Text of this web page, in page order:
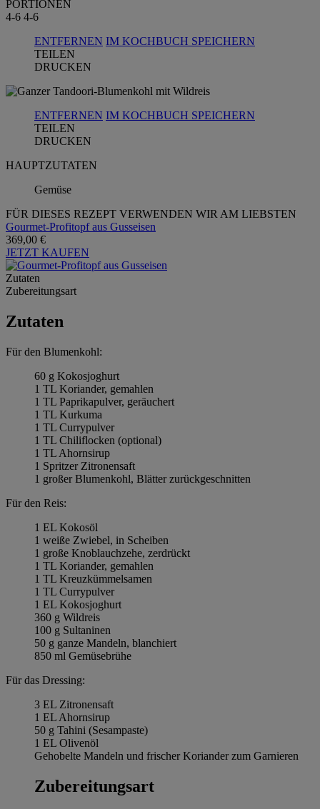
PORTIONEN
4-6 4-6
ENTFERNEN IM KOCHBUCH SPEICHERN
TEILEN
DRUCKEN
ENTFERNEN IM KOCHBUCH SPEICHERN
TEILEN
DRUCKEN
HAUPTZUTATEN
Gemüse
FÜR DIESES REZEPT VERWENDEN WIR AM LIEBSTEN
Gourmet-Profitopf aus Gusseisen
369,00 €
JETZT KAUFEN
Zutaten
Zubereitungsart
Zutaten
Für den Blumenkohl:
60 g Kokosjoghurt
1 TL Koriander, gemahlen
1 TL Paprikapulver, geräuchert
1 TL Kurkuma
1 TL Currypulver
1 TL Chiliflocken (optional)
1 TL Ahornsirup
1 Spritzer Zitronensaft
1 großer Blumenkohl, Blätter zurückgeschnitten
Für den Reis:
1 EL Kokosöl
1 weiße Zwiebel, in Scheiben
1 große Knoblauchzehe, zerdrückt
1 TL Koriander, gemahlen
1 TL Kreuzkümmelsamen
1 TL Currypulver
1 EL Kokosjoghurt
360 g Wildreis
100 g Sultaninen
50 g ganze Mandeln, blanchiert
850 ml Gemüsebrühe
Für das Dressing:
3 EL Zitronensaft
1 EL Ahornsirup
50 g Tahini (Sesampaste)
1 EL Olivenöl
Gehobelte Mandeln und frischer Koriander zum Garnieren
Zubereitungsart